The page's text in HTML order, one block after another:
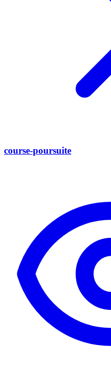
course-poursuite